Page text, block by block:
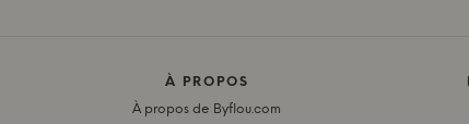
À PROPOS
À propos de Byflou.com